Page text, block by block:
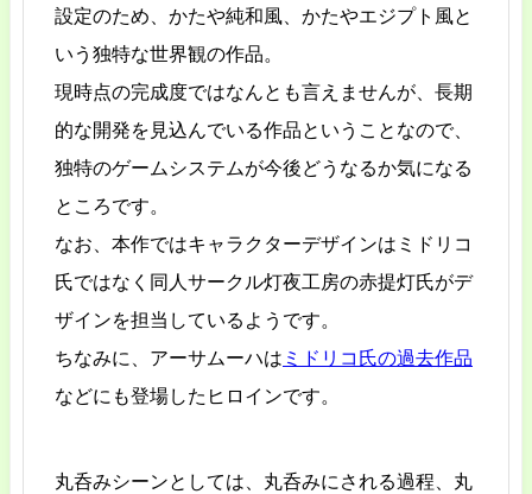
設定のため、かたや純和風、かたやエジプト風と
いう独特な世界観の作品。
現時点の完成度ではなんとも言えませんが、長期
的な開発を見込んでいる作品ということなので、
独特のゲームシステムが今後どうなるか気になる
ところです。
なお、本作ではキャラクターデザインはミドリコ
氏ではなく同人サークル灯夜工房の赤提灯氏がデ
ザインを担当しているようです。
ちなみに、アーサムーハは ミドリコ氏の過去作品
などにも登場したヒロインです。
丸呑みシーンとしては、丸呑みにされる過程、丸